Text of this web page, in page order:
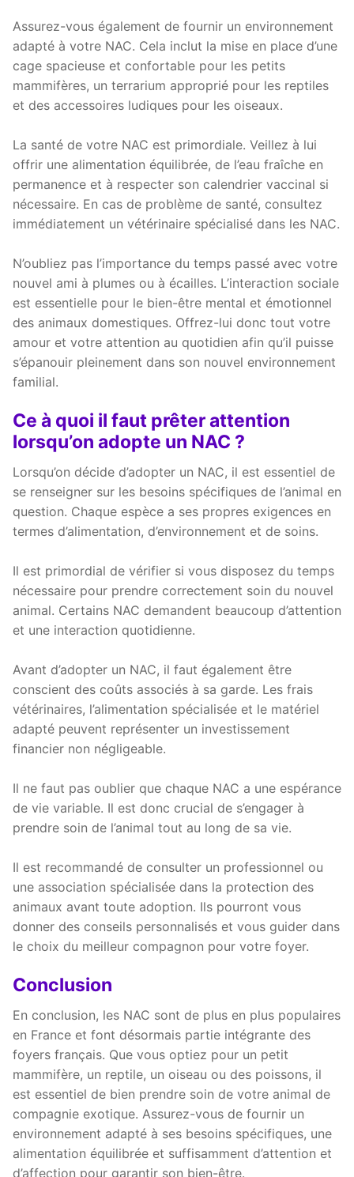
Assurez-vous également de fournir un environnement
adapté à votre NAC. Cela inclut la mise en place d’une
cage spacieuse et confortable pour les petits
mammifères, un terrarium approprié pour les reptiles
et des accessoires ludiques pour les oiseaux.
La santé de votre NAC est primordiale. Veillez à lui
offrir une alimentation équilibrée, de l’eau fraîche en
permanence et à respecter son calendrier vaccinal si
nécessaire. En cas de problème de santé, consultez
immédiatement un vétérinaire spécialisé dans les NAC.
N’oubliez pas l’importance du temps passé avec votre
nouvel ami à plumes ou à écailles. L’interaction sociale
est essentielle pour le bien-être mental et émotionnel
des animaux domestiques. Offrez-lui donc tout votre
amour et votre attention au quotidien afin qu’il puisse
s’épanouir pleinement dans son nouvel environnement
familial.
Ce à quoi il faut prêter attention
lorsqu’on adopte un NAC ?
Lorsqu’on décide d’adopter un NAC, il est essentiel de
se renseigner sur les besoins spécifiques de l’animal en
question. Chaque espèce a ses propres exigences en
termes d’alimentation, d’environnement et de soins.
Il est primordial de vérifier si vous disposez du temps
nécessaire pour prendre correctement soin du nouvel
animal. Certains NAC demandent beaucoup d’attention
et une interaction quotidienne.
Avant d’adopter un NAC, il faut également être
conscient des coûts associés à sa garde. Les frais
vétérinaires, l’alimentation spécialisée et le matériel
adapté peuvent représenter un investissement
financier non négligeable.
Il ne faut pas oublier que chaque NAC a une espérance
de vie variable. Il est donc crucial de s’engager à
prendre soin de l’animal tout au long de sa vie.
Il est recommandé de consulter un professionnel ou
une association spécialisée dans la protection des
animaux avant toute adoption. Ils pourront vous
donner des conseils personnalisés et vous guider dans
le choix du meilleur compagnon pour votre foyer.
Conclusion
En conclusion, les NAC sont de plus en plus populaires
en France et font désormais partie intégrante des
foyers français. Que vous optiez pour un petit
mammifère, un reptile, un oiseau ou des poissons, il
est essentiel de bien prendre soin de votre animal de
compagnie exotique. Assurez-vous de fournir un
environnement adapté à ses besoins spécifiques, une
alimentation équilibrée et suffisamment d’attention et
d’affection pour garantir son bien-être.